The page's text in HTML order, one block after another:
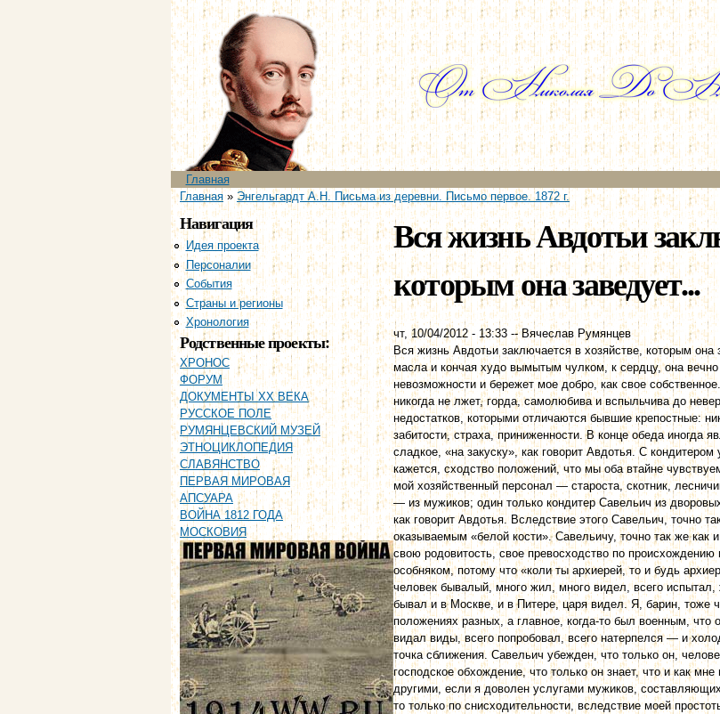
Перейти к
основному
содержанию
Главное меню
Главная
Вы здесь
Главная» Энгельгардт А.Н. Письма из деревни. Письмо первое. 1872 г.
Навигация
Идея проекта
Персоналии
События
Страны и регионы
Хронология
Родственные проекты:
ХРОНОС
ФОРУМ
ДОКУМЕНТЫ XX ВЕКА
РУССКОЕ ПОЛЕ
РУМЯНЦЕВСКИЙ МУЗЕЙ
ЭТНОЦИКЛОПЕДИЯ
СЛАВЯНСТВО
ПЕРВАЯ МИРОВАЯ
АПСУАРА
ВОЙНА 1812 ГОДА
МОСКОВИЯ
Вся жизнь Авдотьи
которым она заведует...
чт, 10/04/2012 - 13:33 --Вячеслав Румянцев
Вся жизнь Авдотьи заключается в хозяйстве, которым
масла и кончая худо вымытым чулком, к сердцу, она
невозможности и бережет мое добро, как свое
никогда не лжет, горда, самолюбива и вспыльчива до
недостатков, которыми отличаются бывшие крепостные:
забитости, страха, приниженности. В конце обеда иногда
сладкое, «на закуску», как говорит Авдотья. С
кажется, сходство положений, что мы оба втайне
мой хозяйственный персонал — староста, скотник,
— из мужиков; один только кондитер Савельич из
как говорит Авдотья. Вследствие этого Савельич, точно
оказываемым «белой кости». Савельичу, точно так же как
свою родовитость, свое превосходство по происхождению
особняком, потому что «коли ты архиерей, то и будь
человек бывалый, много жил, много видел, всего
бывал и в Москве, и в Питере, царя видел. Я, барин, тоже
положениях разных, а главное, когда-то был военным,
видал виды, всего попробовал, всего натерпелся — и
точка сближения. Савельич убежден, что только он,
господское обхождение, что только он знает, что и как
другими, если я доволен услугами мужиков,
то только по снисходительности, вследствие моей